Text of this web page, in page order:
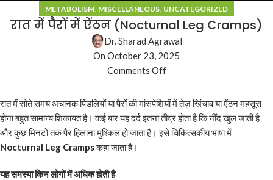
METABOLISM, MISCELLANEOUS, UNCATEGORIZED
रात में पैरों में ऐंठन (Nocturnal Leg Cramps)
Dr. Sharad Agrawal
On October 23, 2025
Comments Off
रात में सोते समय अचानक पिंडलियों या पैरों की मांसपेशियों में तेज़ खिंचाव या ऐंठन महसूस
होना बहुत सामान्य शिकायत है। कई बार यह दर्द इतना तीव्र होता है कि नींद खुल जाती है
और कुछ मिनटों तक पैर हिलाना मुश्किल हो जाता है। इसे चिकित्सकीय भाषा में
Nocturnal Leg Crampsकहा जाता है।
यह समस्या किन लोगों में अधिक होती है